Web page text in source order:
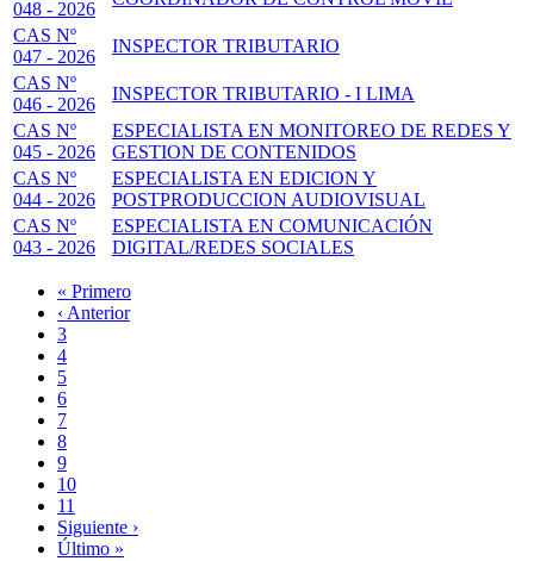
048 - 2026
CAS Nº
047 - 2026
INSPECTOR TRIBUTARIO
CAS Nº
046 - 2026
INSPECTOR TRIBUTARIO - I LIMA
CAS Nº
045 - 2026
ESPECIALISTA EN MONITOREO DE REDES Y
GESTION DE CONTENIDOS
CAS Nº
044 - 2026
ESPECIALISTA EN EDICION Y
POSTPRODUCCION AUDIOVISUAL
CAS Nº
043 - 2026
ESPECIALISTA EN COMUNICACIÓN
DIGITAL/REDES SOCIALES
Paginación
Primera
página
« Primero
Página
anterior
‹ Anterior
Page
3
Page
4
Page
5
Page
6
Página
actual
7
Page
8
Page
9
Page
10
Page
11
Siguiente
página
Siguiente ›
Última
Último »